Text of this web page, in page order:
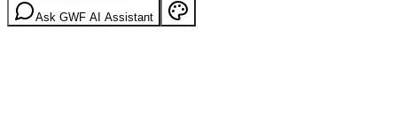
Ask GWF AI Assistant